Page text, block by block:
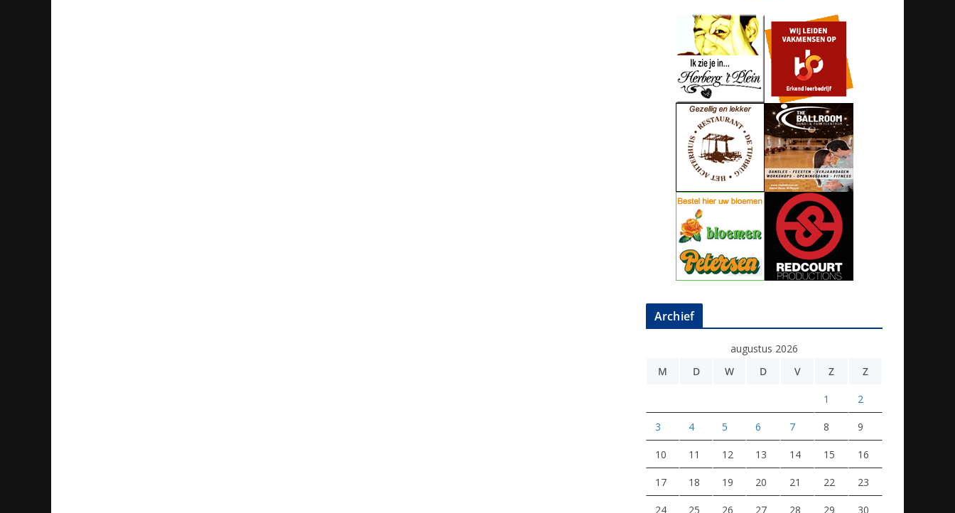
Archief
augustus 2026
M
D W D V Z Z
1 2
3 4 5 6 7 8 9
10 11 12 13 14 15 16
17 18 19 20 21 22 23
24 25 26 27 28 29 30